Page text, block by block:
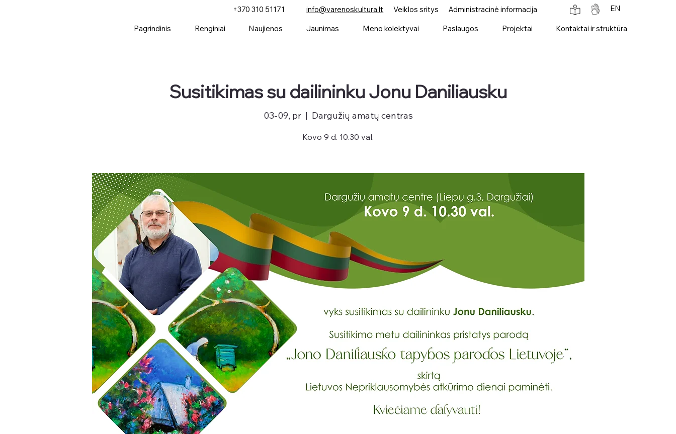
+370 310 51171 info@varenoskultura.lt Veiklos sritys Administracinė informacija EN
Pagrindinis Renginiai Naujienos Jaunimas Meno kolektyvai Paslaugos Projektai Kontaktai ir struktūra
Susitikimas su dailininku Jonu Daniliausku
03-09, pr
  |
Dargužių amatų centras
Kovo 9 d. 10.30 val.